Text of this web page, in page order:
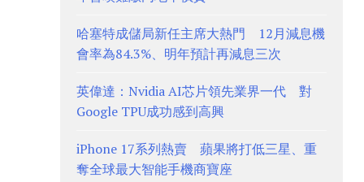
哈塞特成儲局新任主席大熱門 12月減息機
會率為84.3%、明年預計再減息三次
英偉達：Nvidia AI芯片領先業界一代 對
Google TPU成功感到高興
iPhone 17系列熱賣 蘋果將打低三星、重
奪全球最大智能手機商寶座